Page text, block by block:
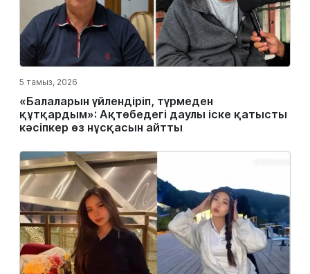
5 тамыз, 2026
«Балаларын үйлендіріп, түрмеден
құтқардым»: Ақтөбедегі даулы іске қатысты
кәсіпкер өз нұсқасын айтты